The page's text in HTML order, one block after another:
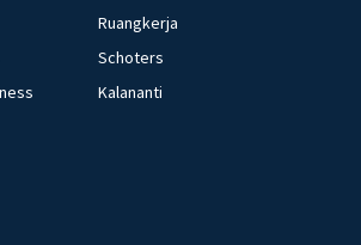
Ruangkerja
Schoters
Kalananti